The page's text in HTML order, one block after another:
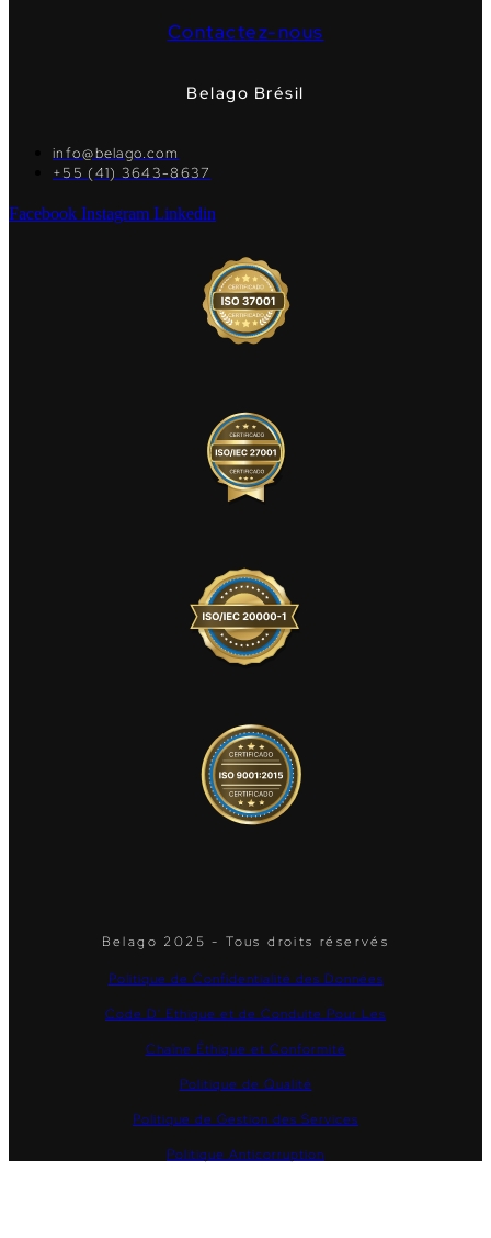
Contactez-nous
Belago Brésil
info@belago.com
+55 (41) 3643-8637
Facebook Instagram Linkedin
Belago 2025 - Tous droits réservés
Politique de Confidentialité des Données
Code D' Ethique et de Conduite Pour Les
Chaîne Éthique et Conformité
Politique de Qualité
Politique de Gestion des Services
Politique Anticorruption